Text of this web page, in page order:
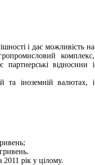
і дає можливість на
комплекс,
відносини і
та іноземній валютах, і
рік у цілому.